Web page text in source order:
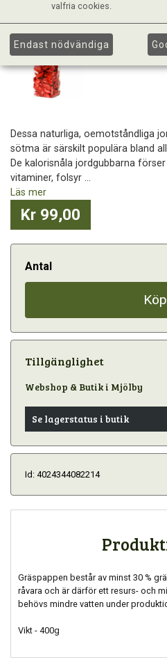
Dessa naturliga, oemotståndliga
sötma är särskilt populära bland
De kalorisnåla jordgubbarna
vitaminer, folsyr ...
Läs mer
Kr 99,00
Antal
Köp
Tillgänglighet
Webshop & Butik i Mjölby
Se lagerstatus i butik
Id: 4024344082214
Gräspappen består av minst 30 %
råvara och är därför ett resurs- och
behövs mindre vatten under
Vikt - 400g
valfria cookies.
Endast nödvändiga